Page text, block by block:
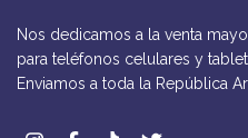
Nos dedicamos a la venta
para teléfonos celulares y
Enviamos a toda la República